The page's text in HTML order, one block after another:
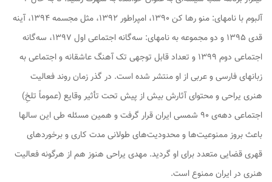
آلبوم با نامهای: منو رها کن ۱۳۹۰، امپراطور ۱۳۹۲، مثل مجسمه ۱۳۹۴، آینه
قدی ۱۳۹۵ و دو مجموعه به نامهای: سه‌گانه اجتماعی اول ۱۳۹۷، سه‌گانه
اجتماعی دوم ۱۳۹۹ و تعداد قابل توجهی تک آهنگ عاشقانه و اجتماعی به
زبانهای فارسی و عربی از او منتشر شده است. در گذر زمان روند فعالیت
هنری یراحی و محتوای آثارش بیش از پیش تحت‌ تأثیر وقایع (عموماً تلخِ)
اجتماعی دهه‌ی ۹۰ شمسی ایران قرار گرفت و همین مسئله طی این سالها
باعث بروز ممنوعیت‌ها و محدودیت‌های طولانی‌‌ مدت کاری و برخوردهای
قهری قضایی متعدد برای او گردید. مهدی یراحی هنوز هم از هرگونه فعالیت
هنری در ایران ممنوع است.